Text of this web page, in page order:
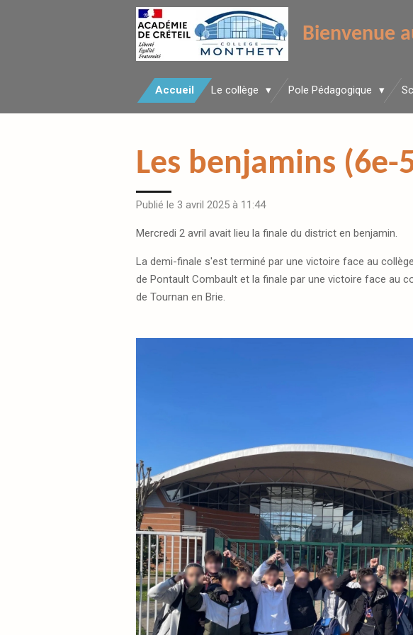
Bienvenue
Accueil Le collège Pole Pédagogique
Les benjamins
Publié le 3 avril 2025 à 11:44
Mercredi 2 avril avait lieu la finale du district en benjamin.
La demi-finale s'est terminé par une victoire face au
de Pontault Combault et la finale par une victoire face au
de Tournan en Brie.